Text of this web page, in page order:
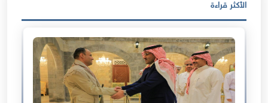
الأكثر قراءة